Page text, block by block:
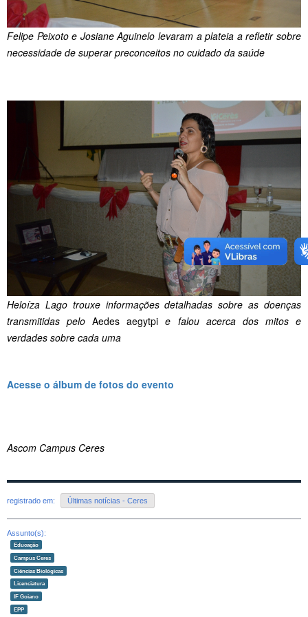
Felipe Peixoto e Josiane Aguinelo levaram a plateia a refletir sobre
necessidade de superar preconceitos no cuidado da saúde
Heloíza Lago trouxe informações detalhadas sobre as doenças
transmitidas peloAedes aegytpi e falou acerca dos mitos e
verdades sobre cada uma
Acesse o álbum de fotos do evento
Ascom Campus Ceres
registrado em: Últimas notícias - Ceres
Assunto(s):
Educação
Campus Ceres
Ciências Biológicas
Licenciatura
IF Goiano
EPP